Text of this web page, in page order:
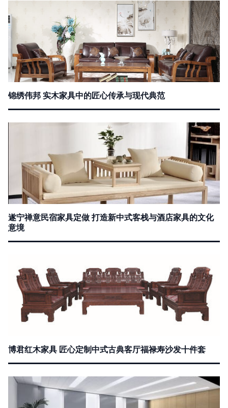
锦绣伟邦 实木家具中的匠心传承与现代典范
遂宁禅意民宿家具定做 打造新中式客栈与酒店家具的文化
意境
博君红木家具 匠心定制中式古典客厅福禄寿沙发十件套